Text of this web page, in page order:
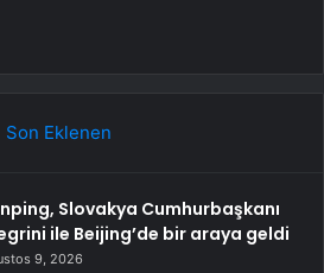
Son Eklenen
Slovakya Cumhurbaşkanı
ile Beijing’de bir araya geldi
9, 2026